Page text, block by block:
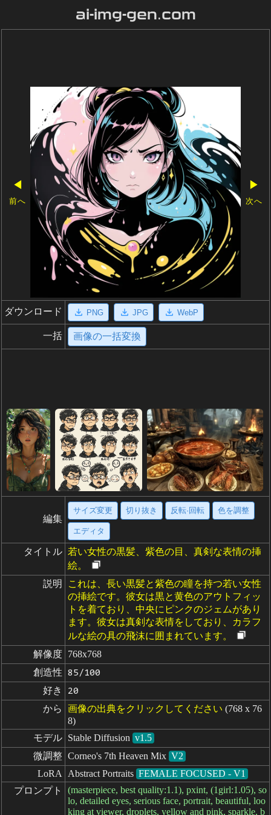
ai-img-gen.com
◀
前へ
▶
次へ
ダウンロード PNG JPG WebP
一括 画像の一括変換
編集
サイズ変更 切り抜き 反転·回転 色を調整
エディタ
タイトル 若い女性の黒髪、紫色の目、真剣な表情の挿
絵。
説明
これは、長い黒髪と紫色の瞳を持つ若い女性
の挿絵です。彼女は黒と黄色のアウトフィッ
トを着ており、中央にピンクのジェムがあり
ます。彼女は真剣な表情をしており、カラフ
ルな絵の具の飛沫に囲まれています。
解像度 768x768
創造性
85/100
好き 20
から 画像の出典をクリックしてください (768 x 76
8)
モデル Stable Diffusion v1.5
微調整 Corneo's 7th Heaven Mix V2
LoRA
Abstract Portraits FEMALE FOCUSED - V1
プロンプト
(masterpiece, best quality:1.1), pxint, (1girl:1.05), so
lo, detailed eyes, serious face, portrait, beautiful, loo
king at viewer, droplets, yellow and pink, sparkle, b